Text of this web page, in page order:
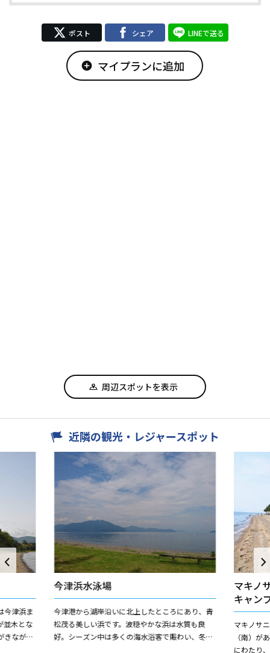
ポスト シェア LINEで送る
add_circle マイプランに追加
周辺スポットを表示
近隣の観光・レジャースポット
今津浜ま
並木とな
きながら
今津浜水泳場
今津港から湖岸沿いに北上したところにあり、青
松茂る美しい浜です。波穏やかな浜は水質も良
好。シーズン中は多くの海水浴客で賑わい、冬季
マキノ
キャン
マキノサ
（南）が
にわたり